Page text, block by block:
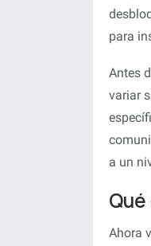
para
Antes
variar
a un
Ahora